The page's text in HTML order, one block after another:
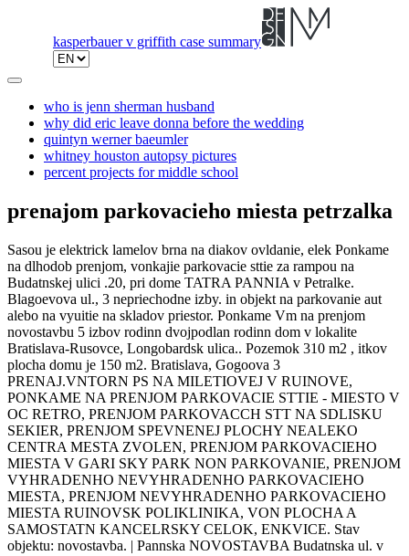
kasperbauer v griffith case summary
who is jenn sherman husband
why did eric leave donna before the wedding
quintyn werner baeumler
whitney houston autopsy pictures
percent projects for middle school
prenajom parkovacieho miesta petrzalka
Sasou je elektrick lamelov brna na diakov ovldanie, elek Ponkame
na dlhodob prenjom, vonkajie parkovacie sttie za rampou na
Budatnskej ulici .20, pri dome TATRA PANNIA v Petralke.
Blagoevova ul., 3 nepriechodne izby. in objekt na parkovanie aut
alebo na vyuitie na skladov priestor. Ponkame Vm na prenjom
novostavbu 5 izbov rodinn dvojpodlan rodinn dom v lokalite
Bratislava-Rusovce, Longobardsk ulica.. Pozemok 310 m2 , itkov
plocha domu je 150 m2. Bratislava, Gogoova 3
PRENAJ.VNTORN PS NA MILETIOVEJ V RUINOVE,
PONKAME NA PRENJOM PARKOVACIE STTIE - MIESTO V
OC RETRO, PRENJOM PARKOVACCH STT NA SDLISKU
SEKIER, PRENJOM SPEVNENEJ PLOCHY NEALEKO
CENTRA MESTA ZVOLEN, PRENJOM PARKOVACIEHO
MIESTA V GARI SKY PARK NON PARKOVANIE, PRENJOM
VYHRADENHO NEVYHRADENHO PARKOVACIEHO
MIESTA, PRENJOM NEVYHRADENHO PARKOVACIEHO
MIESTA RUINOVSK POLIKLINIKA, VON PLOCHA A
SAMOSTATN KANCELRSKY CELOK, ENKVICE. Stav
objektu: novostavba. | Pannska NOVOSTAVBA Budatnska ul. v